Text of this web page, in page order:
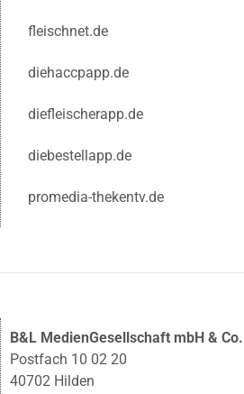
fleischnet.de
diehaccpapp.de
diefleischerapp.de
diebestellapp.de
promedia-thekentv.de
B&L MedienGesellschaft mbH & Co.
Postfach 10 02 20
40702 Hilden